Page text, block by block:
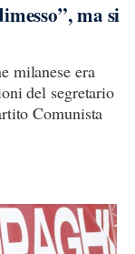
ma si
milanese era
del segretario
Comunista